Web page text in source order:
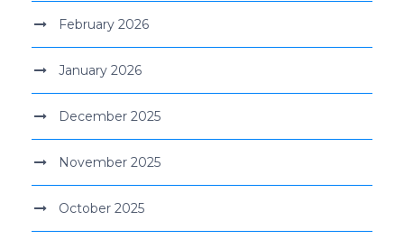
February 2026
January 2026
December 2025
November 2025
October 2025